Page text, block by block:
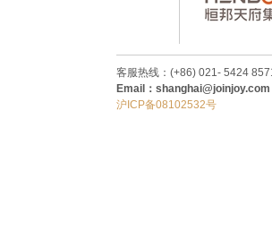
客服热线：(+86) 021- 5424
Email：shanghai@joinjoy.com
沪ICP备08102532号